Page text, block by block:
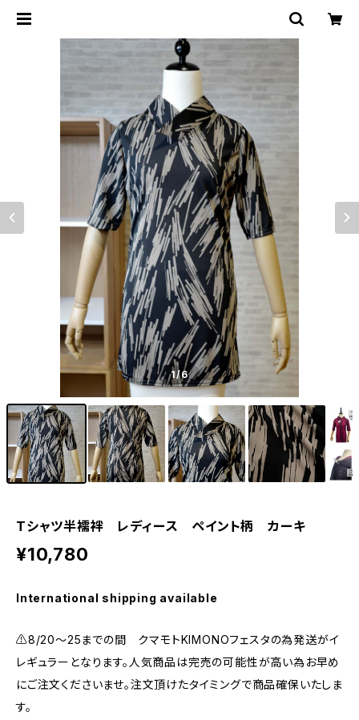
1/6
Tシャツ半襦袢 レディース ペイント柄 カーキ
¥10,780
International shipping available
⚠️8/20〜25までの間 クマモトKIMONOフェスタの為発送がイ
レギュラーとなります。人気商品は完売の可能性が高い為お早め
にご注文くださいませ。注文頂けたタイミングで商品確保いたしま
す。